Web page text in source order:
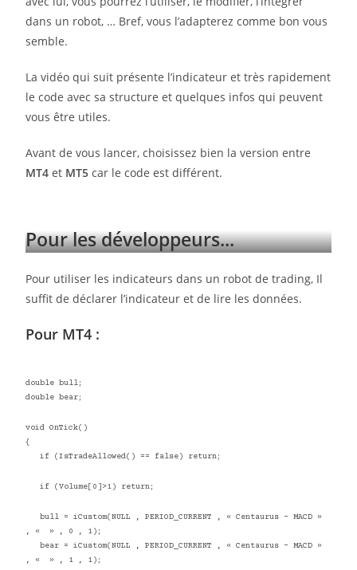
dans un robot, … Bref, vous l’adapterez comme bon vous
semble.
La vidéo qui suit présente l’indicateur et très rapidement
le code avec sa structure et quelques infos qui peuvent
vous être utiles.
Avant de vous lancer, choisissez bien la version entre
MT4 et MT5 car le code est différent.
Pour les développeurs...
Pour utiliser les indicateurs dans un robot de trading, Il
suffit de déclarer l’indicateur et de lire les données.
Pour MT4 :
double bull;
double bear;
void OnTick()
{
if (IsTradeAllowed() == false) return;
if (Volume[0]>1) return;
bull = iCustom(NULL , PERIOD_CURRENT , « Centaurus – MACD »
, « » , 0 , 1);
bear = iCustom(NULL , PERIOD_CURRENT , « Centaurus – MACD »
, « » , 1 , 1);